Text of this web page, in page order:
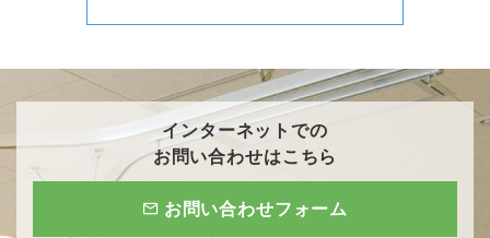
インターネットでの
お問い合わせはこちら
お問い合わせフォーム